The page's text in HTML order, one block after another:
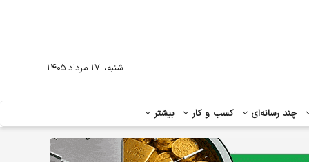
چند رسانه‌ای کسب و کار بیشتر
شنبه، ۱۷ مرداد ۱۴۰۵